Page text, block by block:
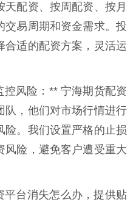
配资、按周配资、按月
交易周期和资金需求。投
合适的配资方案，灵活运
风险：** 宁海期货配资
队，他们对市场行情进行
险。我们设置严格的止损
风险，避免客户遭受重大
平台消失怎么办，提供贴